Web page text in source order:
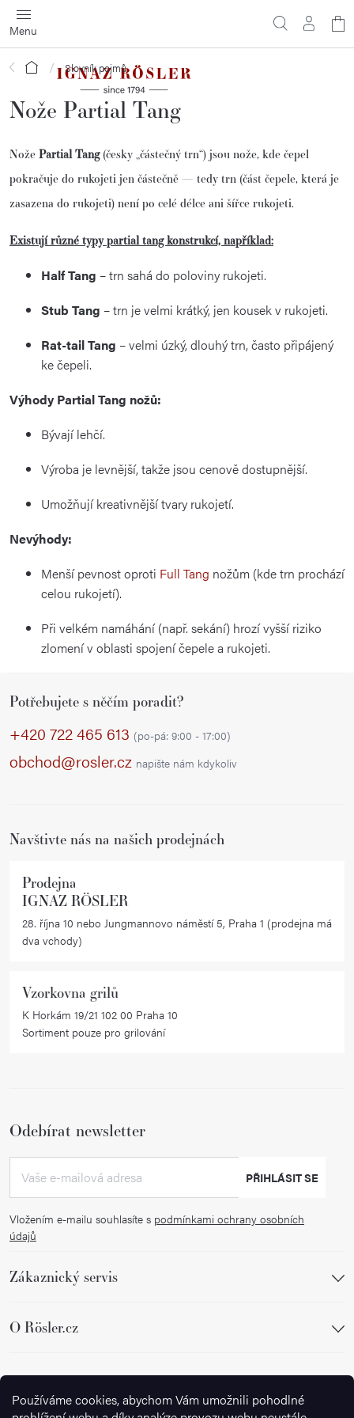
Používáme cookies, abychom Vám umožnili pohodlné
Přejít
na
obsah
Domů Slovník pojmů
Nože Partial Tang
Nože Partial Tang(česky „částečný trn“) jsou nože, kde čepel
pokračuje do rukojeti jen částečně — tedy trn (část čepele, která je
zasazena do rukojeti) není po celé délce ani šířce rukojeti.
Existují různé typy partial tang konstrukcí, například:
Half Tang – trn sahá do poloviny rukojeti.
Stub Tang – trn je velmi krátký, jen kousek v rukojeti.
Rat-tail Tang – velmi úzký, dlouhý trn, často připájený
ke čepeli.
Výhody Partial Tang nožů:
Bývají lehčí.
Výroba je levnější, takže jsou cenově dostupnější.
Umožňují kreativnější tvary rukojetí.
Nevýhody:
Menší pevnost oproti Full Tang nožům (kde trn prochází
celou rukojetí).
Při velkém namáhání (např. sekání) hrozí vyšší riziko
zlomení v oblasti spojení čepele a rukojeti.
Potřebujete s něčím poradit?
+420 722 465 613 (po-pá: 9:00 - 17:00)
obchod@rosler.cz napište nám kdykoliv
Navštivte nás na našich prodejnách
Prodejna
IGNAZ RÖSLER
28. října 10 nebo Jungmannovo náměstí 5, Praha 1 (prodejna má
dva vchody)
Vzorkovna grilů
K Horkám 19/21 102 00 Praha 10
Sortiment pouze pro grilování
Odebírat newsletter
Vložením e-mailu souhlasíte s podmínkami ochrany osobních
údajů
PŘIHLÁSIT SE
Zákaznický servis
O Rösler.cz
Sledujte nás